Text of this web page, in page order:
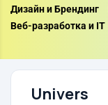
Дизайн и Брендинг
Веб-разработка и IT
Univers